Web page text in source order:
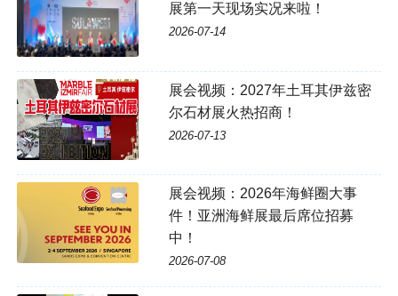
展第一天现场实况来啦！
2026-07-14
展会视频：2027年土耳其伊兹密
尔石材展火热招商！
2026-07-13
展会视频：2026年海鲜圈大事
件！亚洲海鲜展最后席位招募
中！
2026-07-08